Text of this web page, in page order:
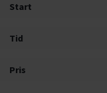
Start
Tid
Pris